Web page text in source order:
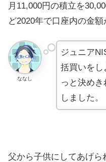
月11,000円の積立を
ど2020年で口座内の金額
ななし
ジュニア
括買いをし
っと決め
しました。
父から子供にしてあげら